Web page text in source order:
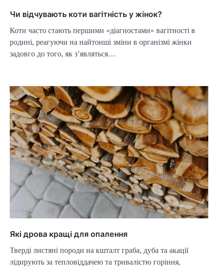
Чи відчувають коти вагітність у жінок?
Коти часто стають першими «діагностами» вагітності в
родині, реагуючи на найтонші зміни в організмі жінки
задовго до того, як з’являться…
Які дрова кращі для опалення
Тверді листяні породи на кшталт граба, дуба та акації
лідирують за тепловіддачею та тривалістю горіння,